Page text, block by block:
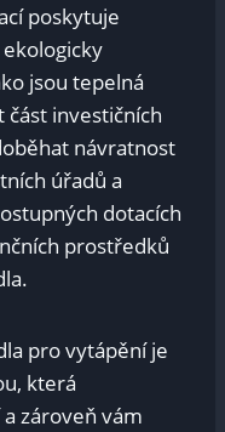
poskytuje
jsou tepelná
investičních
návratnost
úřadů a
dotacích
prostředků
pro vytápění je
která
zároveň vám